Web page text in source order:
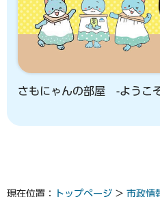
さもにゃんの部屋 -ようこ
現在位置： トップページ > 市政情